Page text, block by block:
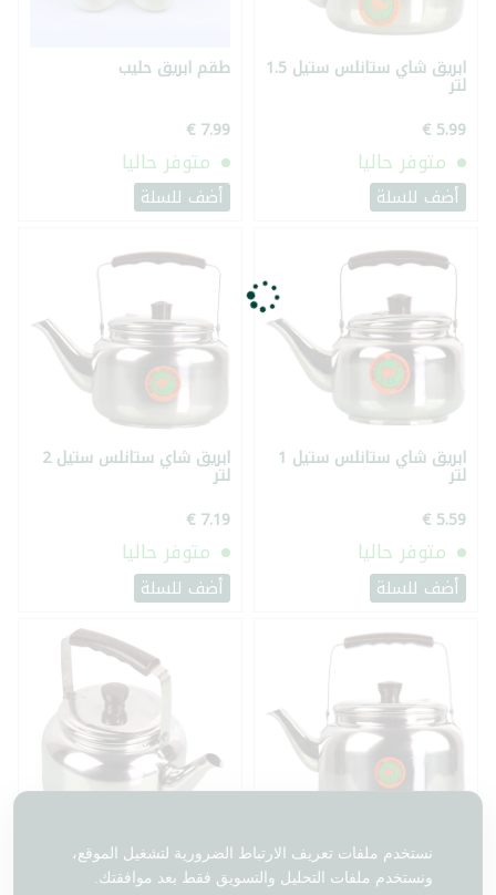
نستخدم ملفات تعريف الارتباط الضرورية لتشغيل الموقع،
ونستخدم ملفات التحليل والتسويق فقط بعد موافقتك.
ابريق شاي ستانلس ستيل 1.5
لتر
متوفر حاليا
أضف للسلة
طقم ابريق حليب
متوفر حاليا
أضف للسلة
ابريق شاي ستانلس ستيل 1
لتر
متوفر حاليا
أضف للسلة
ابريق شاي ستانلس ستيل 2
لتر
متوفر حاليا
أضف للسلة
ابريق شاي ستانلس ستيل 4
لتر